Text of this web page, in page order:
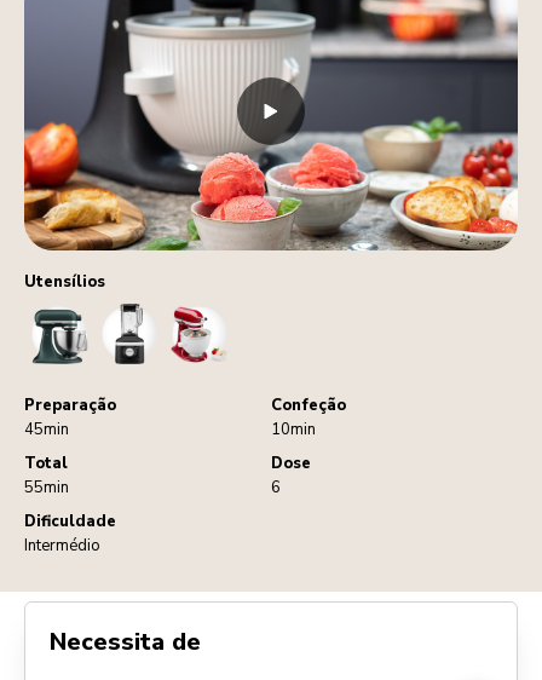
Utensílios
StandMixerBlenderIceCreamMaker
Preparação
45min
Confeção
10min
Total
55min
Dose
6
Dificuldade
Intermédio
Necessita de